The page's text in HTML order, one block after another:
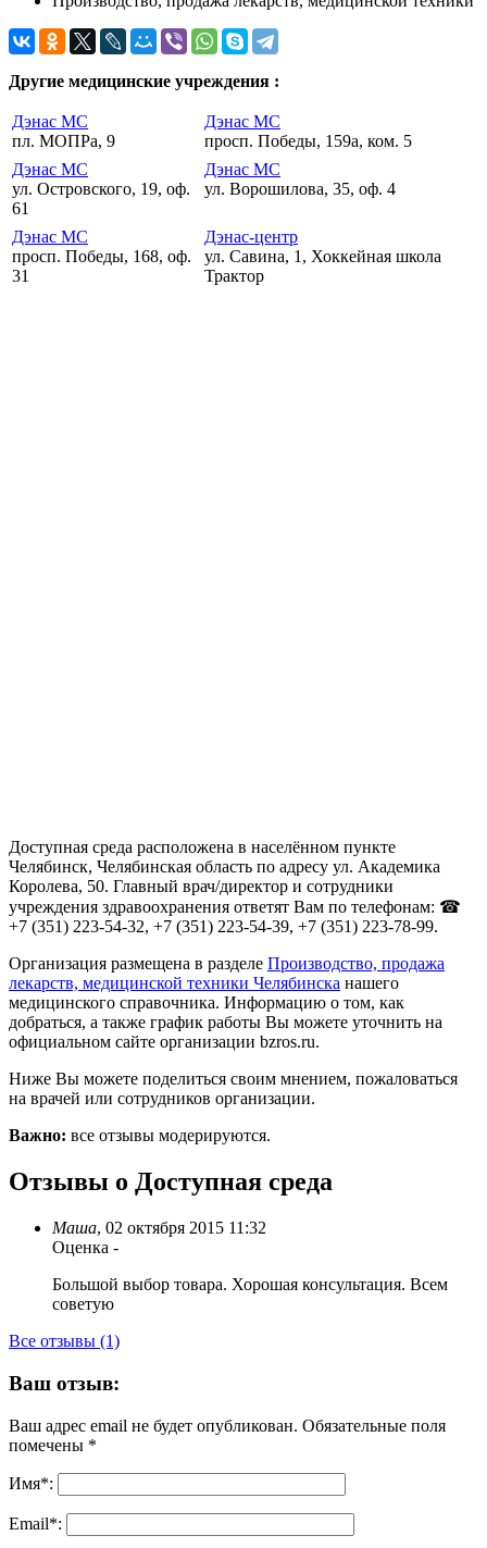
Другие медицинские учреждения :
Дэнас МС
пл. МОПРа, 9
Дэнас МС
просп. Победы, 159а, ком. 5
Дэнас МС
ул. Островского, 19, оф.
61
Дэнас МС
ул. Ворошилова, 35, оф. 4
Дэнас МС
просп. Победы, 168, оф.
31
Дэнас-центр
ул. Савина, 1, Хоккейная школа
Трактор
Доступная среда расположена в населённом пункте
Челябинск, Челябинская область по адресу ул. Академика
Королева, 50. Главный врач/директор и сотрудники
учреждения здравоохранения ответят Вам по телефонам: ☎
+7 (351) 223-54-32, +7 (351) 223-54-39, +7 (351) 223-78-99.
Организация размещена в разделе Производство, продажа
лекарств, медицинской техники Челябинска нашего
медицинского справочника. Информацию о том, как
добраться, а также график работы Вы можете уточнить на
официальном сайте организации bzros.ru.
Ниже Вы можете поделиться своим мнением, пожаловаться
на врачей или сотрудников организации.
Важно: все отзывы модерируются.
Отзывы о Доступная среда
Маша, 02 октября 2015 11:32
Оценка -
Большой выбор товара. Хорошая консультация. Всем
советую
Все отзывы (1)
Ваш отзыв:
Ваш адрес email не будет опубликован. Обязательные поля
помечены *
Имя*:
Email*: